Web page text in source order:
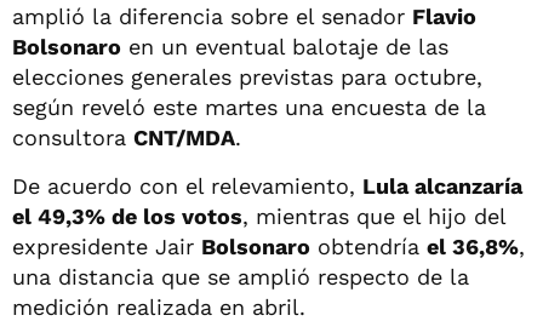
amplió la diferencia sobre el senador Flavio
Bolsonaro en un eventual balotaje de las
elecciones generales previstas para octubre,
según reveló este martes una encuesta de la
consultora CNT/MDA.
De acuerdo con el relevamiento, Lula alcanzaría
el 49,3% de los votos, mientras que el hijo del
expresidente Jair Bolsonaro obtendría el 36,8%,
una distancia que se amplió respecto de la
medición realizada en abril.